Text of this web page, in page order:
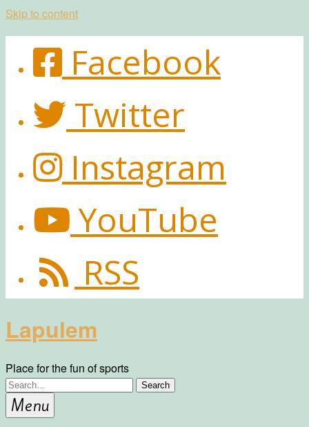
Skip to content
Facebook
Twitter
Instagram
YouTube
RSS
Lapulem
Place for the fun of sports
Menu